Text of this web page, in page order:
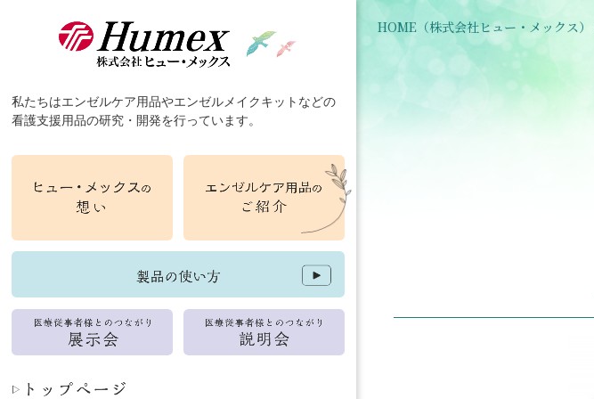
私たちはエンゼルケア用品やエンゼルメイクキット などの
看護支援用品の研究・ 開発を行っています。
HOME （株式会社ヒュー・メックス）